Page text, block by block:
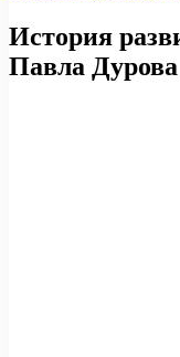
История
Павла Дурова